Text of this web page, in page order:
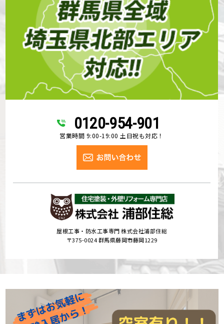
0120-954-901
営業時間 9:00-19:00 土日祝も対応！
屋根工事・防水工事専門 株式会社浦部住総
〒375-0024 群馬県藤岡市藤岡1229